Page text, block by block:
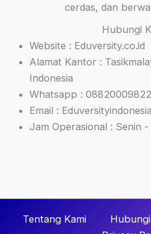
cerdas, dan
Hubungi
Website : Eduversity.co.id
Alamat Kantor :
Indonesia
Whatsapp :
Email :
Jam Operasional : Senin
Tentang Kami